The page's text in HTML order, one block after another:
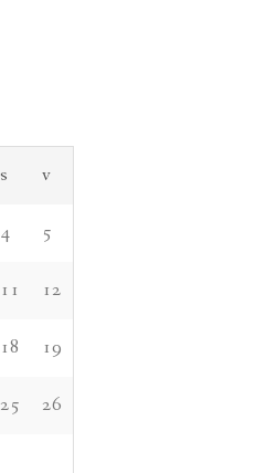
s v
4 5
11 12
18 19
25 26